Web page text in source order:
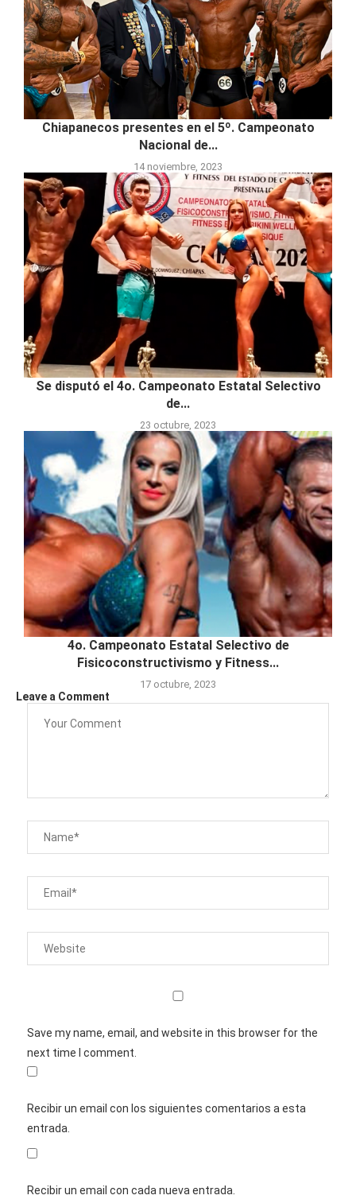
Chiapanecos presentes en el 5º. Campeonato
Nacional de...
14 noviembre, 2023
Se disputó el 4o. Campeonato Estatal Selectivo
de...
23 octubre, 2023
4o. Campeonato Estatal Selectivo de
Fisicoconstructivismo y Fitness...
17 octubre, 2023
Leave a Comment
Save my name, email, and website in this browser for the
next time I comment.
Recibir un email con los siguientes comentarios a esta
entrada.
Recibir un email con cada nueva entrada.